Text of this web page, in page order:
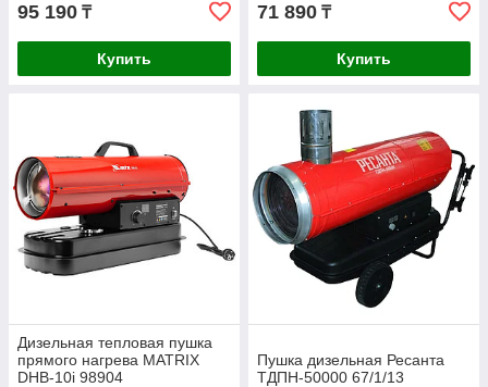
95 190 ₸
Купить
71 890 ₸
Купить
Дизельная тепловая пушка
прямого нагрева MATRIX
DHB-10i 98904
Пушка дизельная Ресанта
ТДПН-50000 67/1/13